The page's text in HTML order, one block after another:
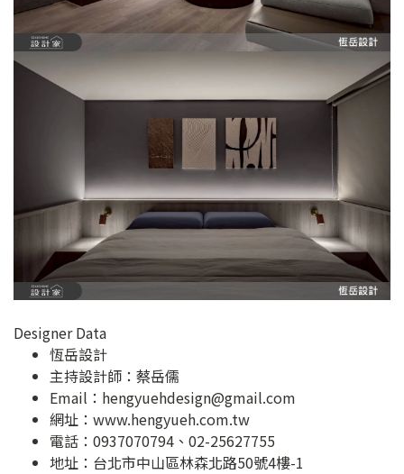
Designer Data
恆岳設計
主持設計師：蔡岳儒
Email： hengyuehdesign@gmail.com
網址： www.hengyueh.com.tw
電話：0937070794、02-25627755
地址： 台北市中山區林森北路50號4樓-1